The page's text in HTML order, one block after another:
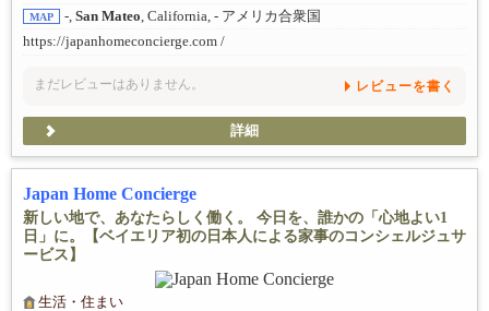
MAP -, San Mateo, California, - アメリカ合衆国
https://japanhomeconcierge.com /
まだレビューはありません。 レビューを書く
詳細
Japan Home Concierge
新しい地で、あなたらしく働く。 今日を、誰かの「心地よい1
日」に。【ベイエリア初の日本人による家事のコンシェルジュサ
ービス】
生活・住まい